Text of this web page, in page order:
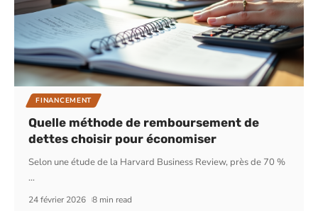
FINANCEMENT
Quelle méthode de remboursement de
dettes choisir pour économiser
Selon une étude de la Harvard Business Review, près de 70 %
…
24 février 2026 8 min read